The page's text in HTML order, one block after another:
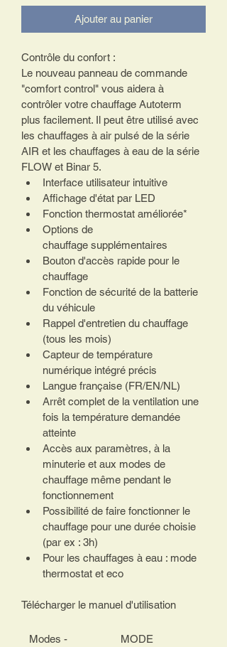
Ajouter au panier
Contrôle du confort :
Le nouveau panneau de commande
"comfort control" vous aidera à
contrôler votre chauffage Autoterm
plus facilement. Il peut être utilisé avec
les chauffages à air pulsé de la série
AIR et les chauffages à eau de la série
FLOW et Binar 5.
Interface utilisateur intuitive
Affichage d'état par LED
Fonction thermostat améliorée*
Options de
chauffage supplémentaires
Bouton d'accès rapide pour le
chauffage
Fonction de sécurité de la batterie
du véhicule
Rappel d'entretien du chauffage
(tous les mois)
Capteur de température
numérique intégré précis
Langue française (FR/EN/NL)
Arrêt complet de la ventilation une
fois la température demandée
atteinte
Accès aux paramètres, à la
minuterie et aux modes de
chauffage même pendant le
fonctionnement
Possibilité de faire fonctionner le
chauffage pour une durée choisie
(par ex : 3h)
Pour les chauffages à eau : mode
thermostat et eco
Télécharger le manuel d'utilisation
Modes -
MODE